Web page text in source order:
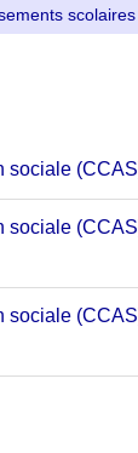
sociale
sociale
sociale